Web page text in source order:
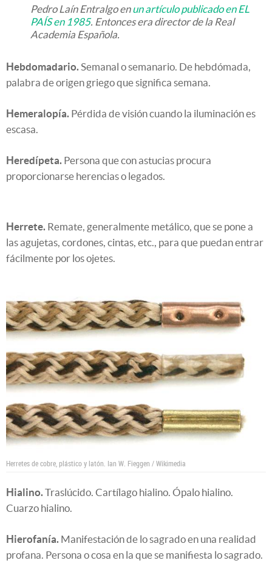
Pedro Laín Entralgo enun artículo publicado en EL
PAÍS en 1985. Entonces era director de la Real
Academia Española.
Hebdomadario.Semanal o semanario. De hebdómada,
palabra de origen griego que significa semana.
Hemeralopía. Pérdida de visión cuando la iluminación es
escasa.
Heredípeta. Persona que con astucias procura
proporcionarse herencias o legados.
Herrete. Remate, generalmente metálico, que se pone a
las agujetas, cordones, cintas, etc., para que puedan entrar
fácilmente por los ojetes.
Herretes de cobre, plástico y latón. Ian W. Fieggen / Wikimedia
Hialino.Traslúcido. Cartílago hialino. Ópalo hialino.
Cuarzo hialino.
Hierofanía. Manifestación de lo sagrado en una realidad
profana. Persona o cosa en la que se manifiesta lo sagrado.